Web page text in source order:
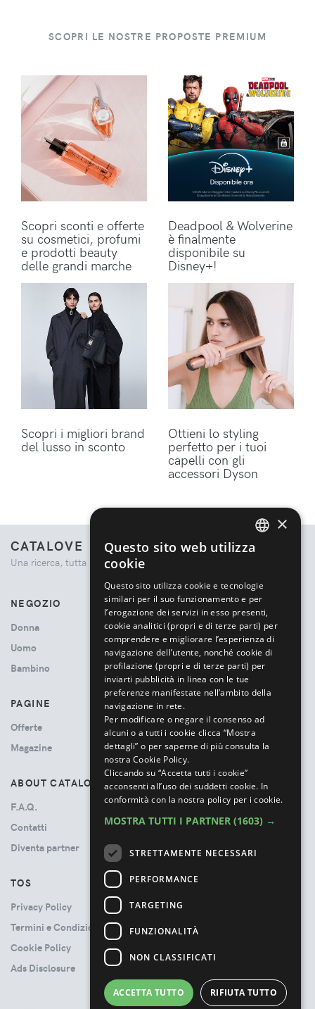
SCOPRI LE NOSTRE PROPOSTE PREMIUM
Scopri sconti e offerte
su cosmetici, profumi
e prodotti beauty
delle grandi marche
Deadpool & Wolverine
è finalmente
disponibile su
Disney+!
Scopri i migliori brand
del lusso in sconto
Ottieni lo styling
perfetto per i tuoi
capelli con gli
accessori Dyson
CATALOVE
Una ricerca, tutta la moda.
NEGOZIO
Donna
Uomo
Bambino
PAGINE
Offerte
Magazine
ABOUT CATALOVE
F.A.Q.
Contatti
Diventa partner
TOS
Privacy Policy
Termini e Condizioni
Cookie Policy
Ads Disclosure
×
Questo sito web utilizza
cookie
Questo sito utilizza cookie e tecnologie
similari per il suo funzionamento e per
l’erogazione dei servizi in esso presenti,
cookie analitici (propri e di terze parti) per
comprendere e migliorare l’esperienza di
navigazione dell’utente, nonché cookie di
profilazione (propri e di terze parti) per
inviarti pubblicità in linea con le tue
preferenze manifestate nell’ambito della
navigazione in rete.
Per modificare o negare il consenso ad
alcuni o a tutti i cookie clicca “Mostra
dettagli” o per saperne di più consulta la
nostra Cookie Policy.
Cliccando su “Accetta tutti i cookie”
acconsenti all’uso dei suddetti cookie. In
conformità con la nostra policy per i cookie.
MOSTRA TUTTI I PARTNER (1603) →
STRETTAMENTE NECESSARI
PERFORMANCE
TARGETING
FUNZIONALITÀ
NON CLASSIFICATI
ACCETTA TUTTO RIFIUTA TUTTO